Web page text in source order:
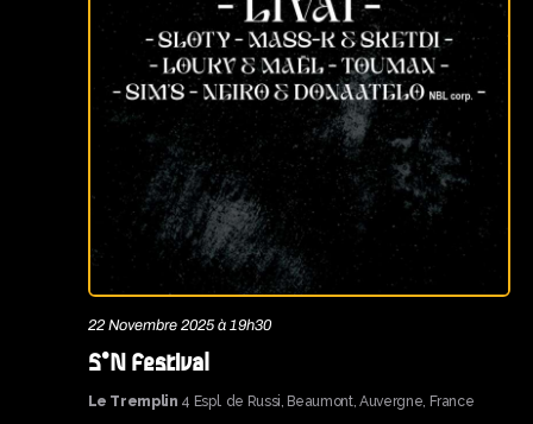
22 Novembre 2025 à 19h30
S°N Festival
Le Tremplin 4 Espl. de Russi, Beaumont, Auvergne, France